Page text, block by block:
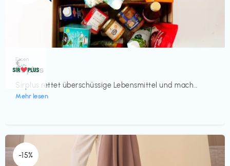
Essen
Sirplus
Sirplus rettet überschüssige Lebensmittel und mach...
Mehr lesen
€‎
-15%